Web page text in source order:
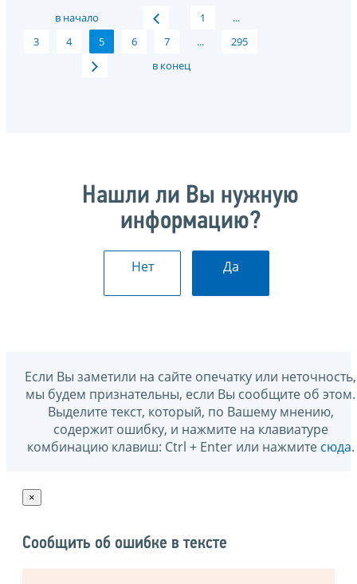
в начало 1
...
3
4 5 6 7 ...
295
в конец
Нашли ли Вы нужную
информацию?
Нет Да
Если Вы заметили на сайте опечатку или неточность,
мы будем признательны, если Вы сообщите об этом.
Выделите текст, который, по Вашему мнению,
содержит ошибку, и нажмите на клавиатуре
комбинацию клавиш: Ctrl + Enter или нажмите сюда.
×
Сообщить об ошибке в тексте